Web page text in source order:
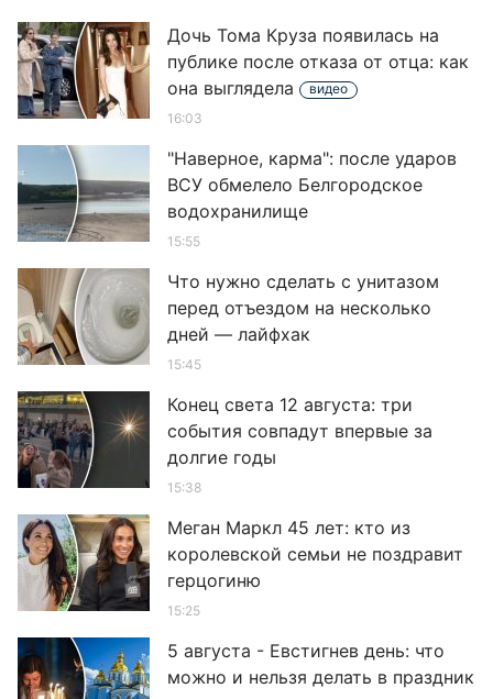
Дочь Тома Круза появилась на
публике после отказа от отца: как
она выглядела
видео
16:03
"Наверное, карма": после ударов
ВСУ обмелело Белгородское
водохранилище
15:55
Что нужно сделать с унитазом
перед отъездом на несколько
дней — лайфхак
15:45
Конец света 12 августа: три
события совпадут впервые за
долгие годы
15:38
Меган Маркл 45 лет: кто из
королевской семьи не поздравит
герцогиню
15:25
5 августа - Евстигнев день: что
можно и нельзя делать в праздник